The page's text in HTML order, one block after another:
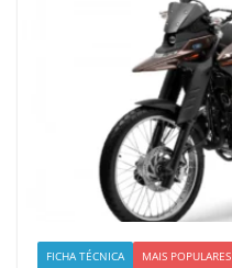
FICHA TÉCNICA MAIS POPULARES